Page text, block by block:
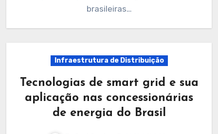
brasileiras…
Infraestrutura de Distribuição
Tecnologias de smart grid e sua
aplicação nas concessionárias
de energia do Brasil